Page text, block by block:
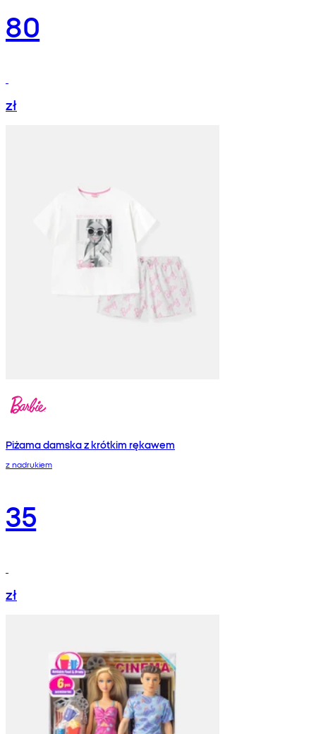
80
zł
Piżama damska z krótkim rękawem
z nadrukiem
35
zł